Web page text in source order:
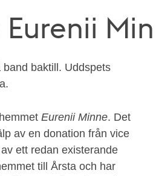
baktill. Uddspets
Eurenii Minne. Det
av en donation från vice
ett redan existerande
till Årsta och har